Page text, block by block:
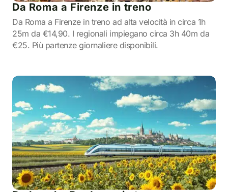
Da Roma a Firenze in treno
Da Roma a Firenze in treno ad alta velocità in circa 1h
25m da €14,90. I regionali impiegano circa 3h 40m da
€25. Più partenze giornaliere disponibili.